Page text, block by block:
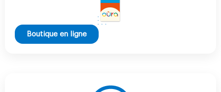
Boutique en ligne